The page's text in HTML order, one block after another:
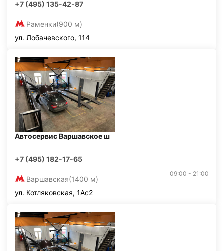
+7 (495) 135-42-87
Раменки(900 м)
ул. Лобачевского, 114
Автосервис Варшавское ш
+7 (495) 182-17-65
Варшавская(1400 м)
09:00 - 21:00
ул. Котляковская, 1Ас2